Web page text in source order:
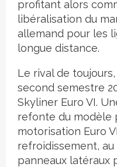
profitant alors
libéralisation du
allemand pour les
longue distance.
Le rival de
second semestre
Skyliner Euro VI.
refonte du modèle
motorisation Euro
refroidissement,
panneaux latéraux